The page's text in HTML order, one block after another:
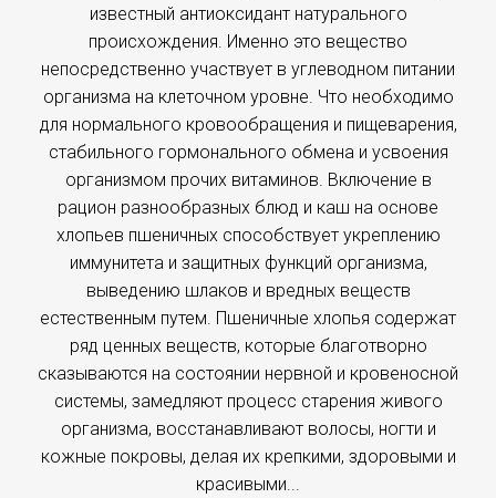
известный антиоксидант натурального
происхождения. Именно это вещество
непосредственно участвует в углеводном питании
организма на клеточном уровне. Что необходимо
для нормального кровообращения и пищеварения,
стабильного гормонального обмена и усвоения
организмом прочих витаминов. Включение в
рацион разнообразных блюд и каш на основе
хлопьев пшеничных способствует укреплению
иммунитета и защитных функций организма,
выведению шлаков и вредных веществ
естественным путем. Пшеничные хлопья содержат
ряд ценных веществ, которые благотворно
сказываются на состоянии нервной и кровеносной
системы, замедляют процесс старения живого
организма, восстанавливают волосы, ногти и
кожные покровы, делая их крепкими, здоровыми и
красивыми...